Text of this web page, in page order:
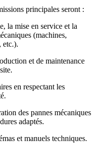
principales seront :
la mise en service et la
(machines,
etc.).
et de maintenance
en respectant les
des pannes mécaniques
adaptés.
et manuels techniques.